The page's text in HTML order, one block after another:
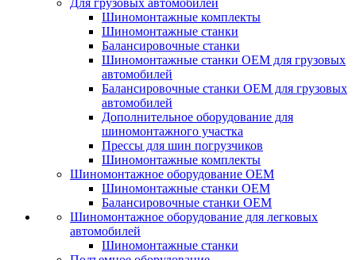
Для грузовых автомобилей
Шиномонтажные комплекты
Шиномонтажные станки
Балансировочные станки
Шиномонтажные станки ОЕМ для грузовых
автомобилей
Балансировочные станки ОЕМ для грузовых
автомобилей
Дополнительное оборудование для
шиномонтажного участка
Прессы для шин погрузчиков
Шиномонтажные комплекты
Шиномонтажное оборудование ОЕМ
Шиномонтажные станки ОЕМ
Балансировочные станки ОЕМ
Шиномонтажное оборудование для легковых
автомобилей
Шиномонтажные станки